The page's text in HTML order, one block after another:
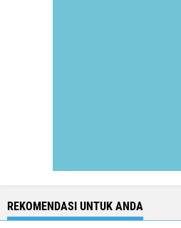
REKOMENDASI UNTUK ANDA